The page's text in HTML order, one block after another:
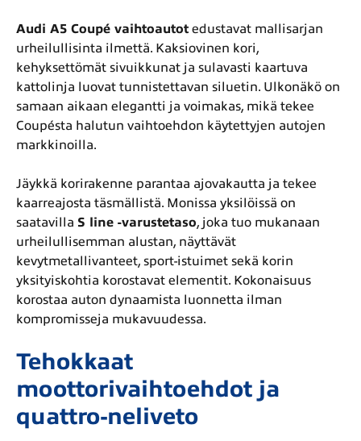
Audi A5 Coupé vaihtoautot edustavat mallisarjan
urheilullisinta ilmettä. Kaksiovinen kori,
kehyksettömät sivuikkunat ja sulavasti kaartuva
kattolinja luovat tunnistettavan siluetin. Ulkonäkö on
samaan aikaan elegantti ja voimakas, mikä tekee
Coupésta halutun vaihtoehdon käytettyjen autojen
markkinoilla.
Jäykkä korirakenne parantaa ajovakautta ja tekee
kaarreajosta täsmällistä. Monissa yksilöissä on
saatavilla S line -varustetaso, joka tuo mukanaan
urheilullisemman alustan, näyttävät
kevytmetallivanteet, sport-istuimet sekä korin
yksityiskohtia korostavat elementit. Kokonaisuus
korostaa auton dynaamista luonnetta ilman
kompromisseja mukavuudessa.
Tehokkaat
moottorivaihtoehdot ja
quattro-neliveto